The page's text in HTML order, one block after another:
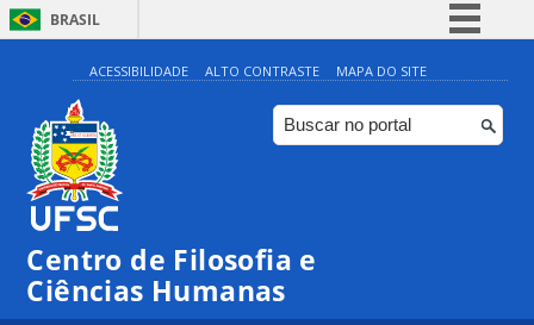
BRASIL
Simplifique!
Comunica BR
Participe
ACESSIBILIDADE ALTO CONTRASTE MAPA DO SITE
Centro de Filosofia e
Ciências Humanas